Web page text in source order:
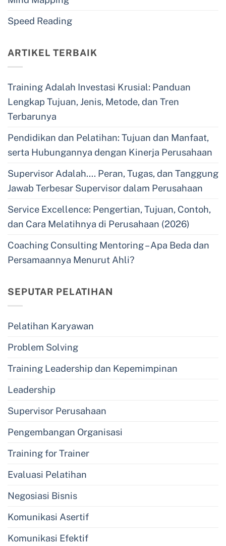
Speed Reading
ARTIKEL TERBAIK
Training Adalah Investasi Krusial: Panduan
Lengkap Tujuan, Jenis, Metode, dan Tren
Terbarunya
Pendidikan dan Pelatihan: Tujuan dan Manfaat,
serta Hubungannya dengan Kinerja Perusahaan
Supervisor Adalah…. Peran, Tugas, dan Tanggung
Jawab Terbesar Supervisor dalam Perusahaan
Service Excellence: Pengertian, Tujuan, Contoh,
dan Cara Melatihnya di Perusahaan (2026)
Coaching Consulting Mentoring – Apa Beda dan
Persamaannya Menurut Ahli?
SEPUTAR PELATIHAN
Pelatihan Karyawan
Problem Solving
Training Leadership dan Kepemimpinan
Leadership
Supervisor Perusahaan
Pengembangan Organisasi
Training for Trainer
Evaluasi Pelatihan
Negosiasi Bisnis
Komunikasi Asertif
Komunikasi Efektif